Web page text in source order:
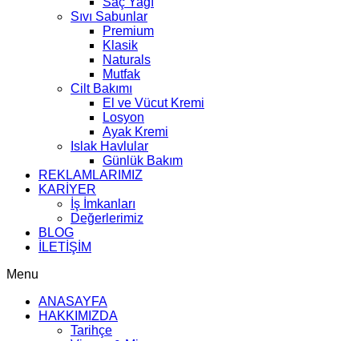
Sıvı Sabunlar
Premium
Klasik
Naturals
Mutfak
Cilt Bakımı
El ve Vücut Kremi
Losyon
Ayak Kremi
Islak Havlular
Günlük Bakım
REKLAMLARIMIZ
KARİYER
İş İmkanları
Değerlerimiz
BLOG
İLETİŞİM
Menu
ANASAYFA
HAKKIMIZDA
Tarihçe